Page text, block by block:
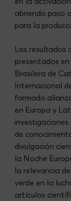
abriendo paso
para la
Los resultados
presentados
Brasilera de
Internacional
formado
en Europa y
de
divulgación
la Noche
la relevancia
verde en la
artículos